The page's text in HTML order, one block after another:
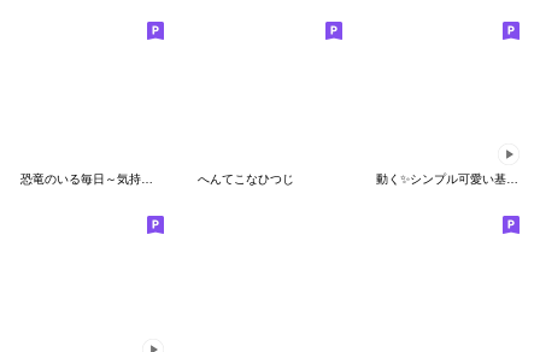
恐竜のいる毎日～気持ちを伝える絵文字 へんてこなひつじ 動く✨シンプル可愛い基本の絵文字